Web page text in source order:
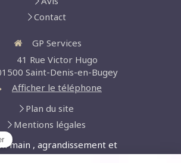
Contact
GP Services
41 Rue Victor Hugo
Saint-Denis-en-Bugey
Afficher le téléphone
Plan du site
Mentions légales
main , agrandissement et
de cuisine, aménagement